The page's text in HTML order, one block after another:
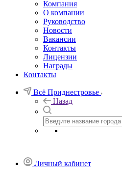
Компания
О компании
Руководство
Новости
Вакансии
Контакты
Лицензии
Награды
Контакты
Всё Приднестровье
Назад
Личный кабинет